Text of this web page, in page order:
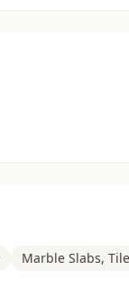
Marble Slabs,